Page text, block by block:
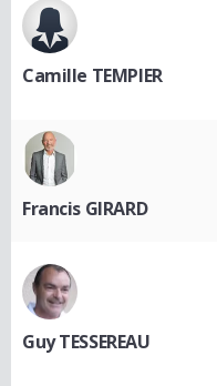
Camille TEMPIER
Francis GIRARD
Guy TESSEREAU